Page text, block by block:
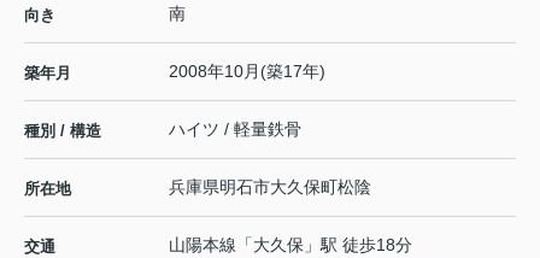
向き 南
築年月 2008年10月(築17年)
種別 / 構造 ハイツ / 軽量鉄骨
所在地 兵庫県明石市大久保町松陰
交通 山陽本線 「大久保 」駅 徒歩18分